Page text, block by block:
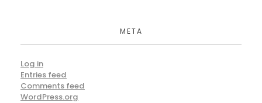
META
Log in
Entries feed
Comments feed
WordPress.org